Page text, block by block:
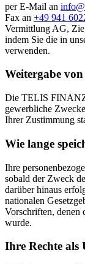
per E-Mail an
Fax an +49 941
Vermittlung AG,
indem Sie die in
verwenden.
Weitergabe
Die TELIS FINANZ
gewerbliche
Ihrer Zustimmung
Wie lange
Ihre
sobald der Zweck
darüber hinaus
nationalen
Vorschriften, denen
wurde.
Ihre Rechte als